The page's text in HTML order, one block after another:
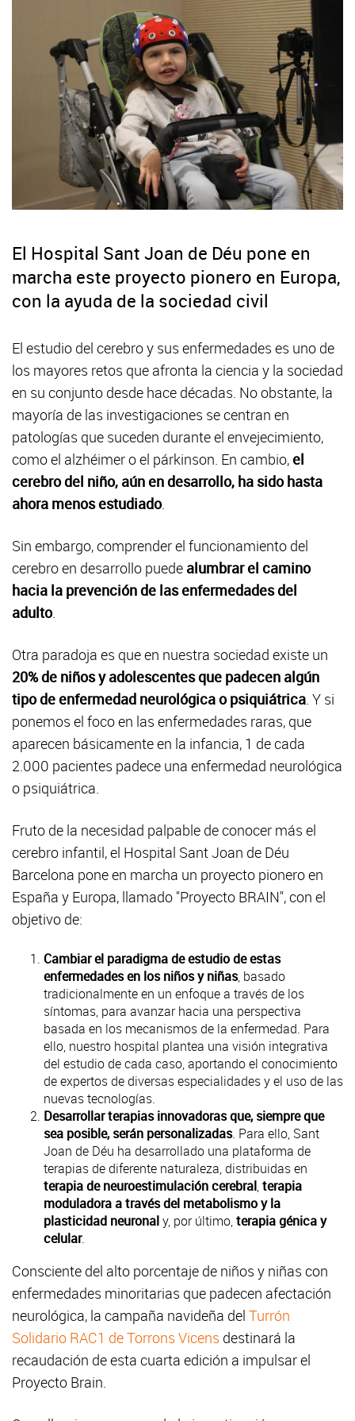
El Hospital Sant Joan de Déu pone en
marcha este proyecto pionero en Europa,
con la ayuda de la sociedad civil
El estudio del cerebro y sus enfermedades es uno de
los mayores retos que afronta la ciencia y la sociedad
en su conjunto desde hace décadas. No obstante, la
mayoría de las investigaciones se centran en
patologías que suceden durante el envejecimiento,
como el alzhéimer o el párkinson. En cambio,el
cerebro del niño, aún en desarrollo, ha sido hasta
ahora menos estudiado.
Sin embargo, comprender el funcionamiento del
cerebro en desarrollo puede alumbrar el camino
hacia la prevención de las enfermedades del
adulto.
Otra paradoja es que en nuestra sociedad existe un
20% de niños y adolescentes que padecen algún
tipo de enfermedad neurológica o psiquiátrica . Y si
ponemos el foco en las enfermedades raras, que
aparecen básicamente en la infancia, 1 de cada
2.000 pacientes padece una enfermedad neurológica
o psiquiátrica.
Fruto de la necesidad palpable de conocer más el
cerebro infantil, el Hospital Sant Joan de Déu
Barcelona pone en marcha un proyecto pionero en
España y Europa, llamado "Proyecto BRAIN", con el
objetivo de:
Cambiar el paradigma de estudio de estas
enfermedades en los niños y niñas, basado
tradicionalmente en un enfoque a través de los
síntomas, para avanzar hacia una perspectiva
basada en los mecanismos de la enfermedad. Para
ello, nuestro hospital plantea una visión integrativa
del estudio de cada caso, aportando el conocimiento
de expertos de diversas especialidades y el uso de las
nuevas tecnologías.
Desarrollar terapias innovadoras que, siempre que
sea posible, serán personalizadas. Para ello, Sant
Joan de Déu ha desarrollado una plataforma de
terapias de diferente naturaleza, distribuidas en
terapia de neuroestimulación cerebral,terapia
moduladora a través del metabolismo y la
plasticidad neuronaly, por último,terapia génica y
celular.
Consciente del alto porcentaje de niños y niñas con
enfermedades minoritarias que padecen afectación
neurológica, la campaña navideña del Turrón
Solidario RAC1 de Torrons Vicens destinará la
recaudación de esta cuarta edición a impulsar el
Proyecto Brain.